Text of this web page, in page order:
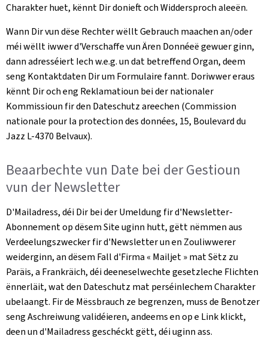
Charakter huet, kënnt Dir donieft och Widdersproch aleeën.
Wann Dir vun dëse Rechter wëllt Gebrauch maachen an/oder
méi wëllt iwwer d'Verschaffe vun Ären Donnéeë gewuer ginn,
dann adresséiert Iech w.e.g. un dat betreffend Organ, deem
seng Kontaktdaten Dir um Formulaire fannt. Doriwwer eraus
kënnt Dir och eng Reklamatioun bei der nationaler
Kommissioun fir den Dateschutz areechen (Commission
nationale pour la protection des données, 15, Boulevard du
Jazz L-4370 Belvaux).
Beaarbechte vun Date bei der Gestioun
vun derNewsletter
D'Mailadress, déi Dir bei der Umeldung fir d'Newsletter-
Abonnement op dësem Site uginn hutt, gëtt nëmmen aus
Verdeelungszwecker fir d'Newsletterun en Zouliwwerer
weiderginn, an dësem Fall d'Firma « Mailjet» mat Sëtz zu
Paräis, a Frankräich, déi deeneselwechte gesetzleche Flichten
ënnerläit, wat den Dateschutz mat perséinlechem Charakter
ubelaangt. Fir de Mëssbrauch ze begrenzen, muss de Benotzer
seng Aschreiwung validéieren, andeems en op e Link klickt,
deen un d'Mailadress geschéckt gëtt, déi uginn ass.